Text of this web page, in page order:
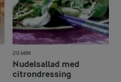
20 MIN
Nudelsallad med
citrondressing